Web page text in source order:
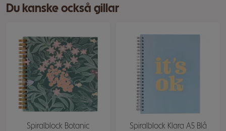
Du kanske också gillar
Spiralblock Botanic
Spiralblock Klara A5 Blå